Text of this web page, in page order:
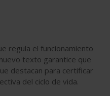
regula el funcionamiento
texto garantice que
destacan para certificar
del ciclo de vida.